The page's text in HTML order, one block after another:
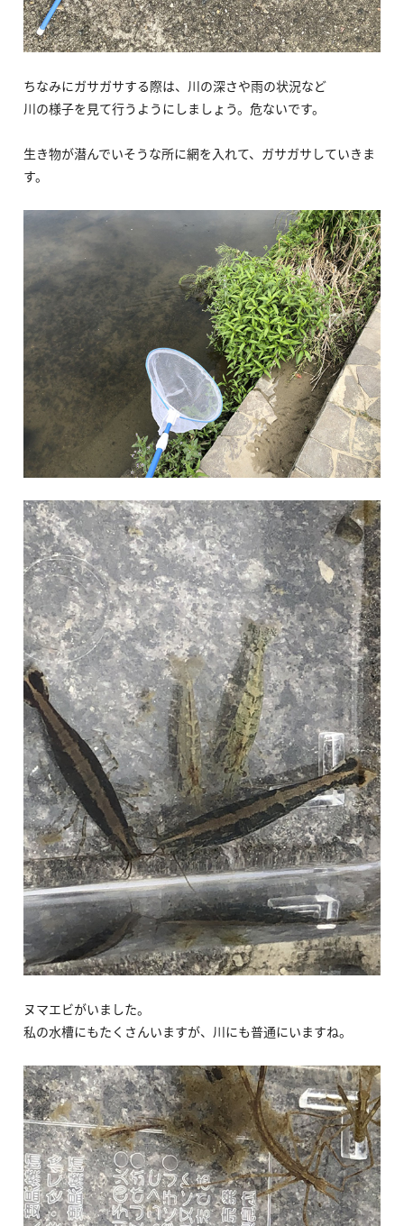
ちなみにガサガサする際は、川の深さや雨の状況など
川の様子を見て行うようにしましょう。危ないです。
生き物が潜んでいそうな所に網を入れて、ガサガサしていきま
す。
ヌマエビがいました。
私の水槽にもたくさんいますが、川にも普通にいますね。